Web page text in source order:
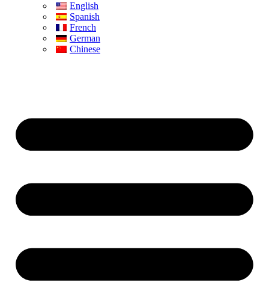
English
Spanish
French
German
Chinese